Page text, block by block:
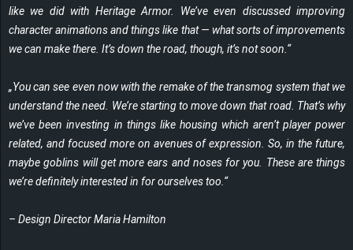
like we did with Heritage Armor. We’ve even discussed improving
character animations and things like that — what sorts of improvements
we can make there. It’s down the road, though, it’s not soon.“
„You can see even now with the remake of the transmog system that we
understand the need. We’re starting to move down that road. That’s why
we’ve been investing in things like housing which aren’t player power
related, and focused more on avenues of expression. So, in the future,
maybe goblins will get more ears and noses for you. These are things
we’re definitely interested in for ourselves too.“
– Design Director Maria Hamilton